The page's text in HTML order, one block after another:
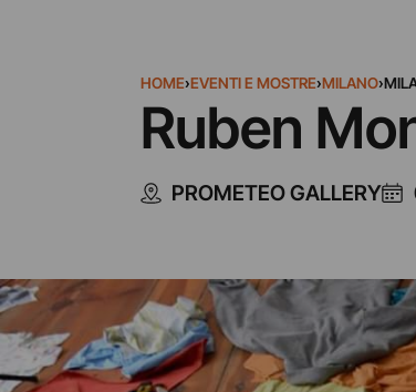
HOME›EVENTI E MOSTRE›MILANO›
Ruben
PROMETEO GALLERY